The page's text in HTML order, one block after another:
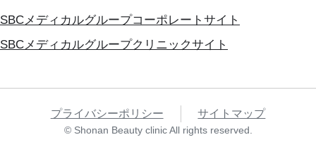
SBCメディカルグループコーポレートサイト
SBCメディカルグループクリニックサイト
プライバシーポリシー サイトマップ
© Shonan Beauty clinic All rights reserved.